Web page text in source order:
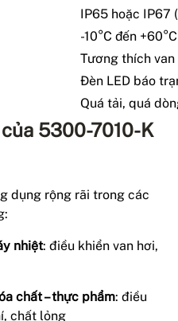
IP65 hoặc IP67
-10°C đến +60°C
Tương thích
Đèn LED báo
Quá tải, quá
5300-7010-K
dụng rộng rãi trong các
nhiệt: điều khiển van hơi,
chất – thực phẩm: điều
chất lỏng